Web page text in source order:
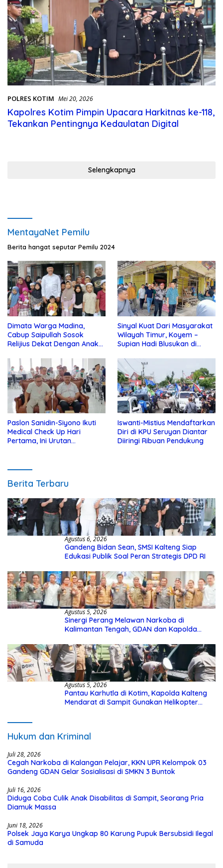
POLRES KOTIM Mei 20, 2026
Kapolres Kotim Pimpin Upacara Harkitnas ke-118,
Tekankan Pentingnya Kedaulatan Digital
Selengkapnya
MentayaNet Pemilu
Berita hangat seputar Pemilu 2024
Dimata Warga Madina,
Cabup Saipullah Sosok
Relijius Dekat Dengan Anak
Sinyal Kuat Dari Masyarakat
Wilayah Timur, Koyem –
Supian Hadi Blusukan di
Paslon Sanidin-Siyono Ikuti
Medical Check Up Hari
Pertama, Ini Urutan
Iswanti-Mistius Mendaftarkan
Diri di KPU Seruyan Diantar
Diiringi Ribuan Pendukung
Berita Terbaru
Agustus 6, 2026
Gandeng Bidan Sean, SMSI Kalteng Siap
Edukasi Publik Soal Peran Strategis DPD RI
Agustus 5, 2026
Sinergi Perang Melawan Narkoba di
Kalimantan Tengah, GDAN dan Kapolda
Agustus 5, 2026
Pantau Karhutla di Kotim, Kapolda Kalteng
Mendarat di Sampit Gunakan Helikopter
Hukum dan Kriminal
Juli 28, 2026
Cegah Narkoba di Kalangan Pelajar, KKN UPR Kelompok 03
Gandeng GDAN Gelar Sosialisasi di SMKN 3 Buntok
Juli 16, 2026
Diduga Coba Culik Anak Disabilitas di Sampit, Seorang Pria
Diamuk Massa
Juni 18, 2026
Polsek Jaya Karya Ungkap 80 Karung Pupuk Bersubsidi Ilegal
di Samuda